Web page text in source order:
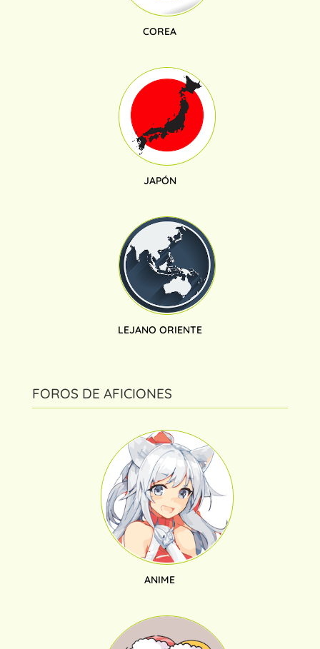
COREA
JAPÓN
LEJANO ORIENTE
FOROS DE AFICIONES
ANIME